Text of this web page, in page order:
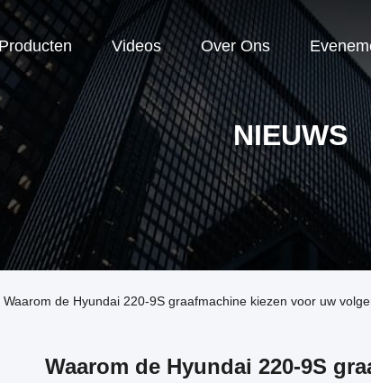
Videos Over Ons
NIEUWS
de Hyundai 220-9S graafmachine kiezen voor uw
Waarom de Hyundai 220-9S